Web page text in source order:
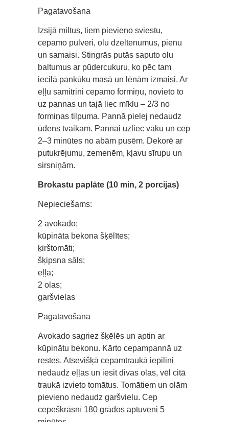
Pagatavošana
Izsijā miltus, tiem pievieno sviestu,
cepamo pulveri, olu dzeltenumus, pienu
un samaisi. Stingrās putās saputo olu
baltumus ar pūdercukuru, ko pēc tam
iecilā pankūku masā un lēnām izmaisi. Ar
eļļu samitrini cepamo formiņu, novieto to
uz pannas un tajā liec mīklu – 2/3 no
formiņas tilpuma. Pannā pielej nedaudz
ūdens tvaikam. Pannai uzliec vāku un cep
2–3 minūtes no abām pusēm. Dekorē ar
putukrējumu, zemenēm, kļavu sīrupu un
sirsniņām.
Brokastu paplāte (10 min, 2 porcijas)
Nepieciešams:
2 avokado;
kūpināta bekona šķēlītes;
ķirštomāti;
šķipsna sāls;
eļļa;
2 olas;
garšvielas
Pagatavošana
Avokado sagriez šķēlēs un aptin ar
kūpinātu bekonu. Kārto cepampannā uz
restes. Atsevišķā cepamtraukā iepilini
nedaudz eļļas un iesit divas olas, vēl citā
traukā izvieto tomātus. Tomātiem un olām
pievieno nedaudz garšvielu. Cep
cepeškrāsnī 180 grādos aptuveni 5